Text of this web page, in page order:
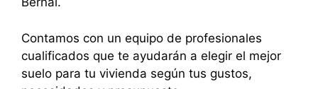
Contamos con un equipo de profesionales
cualificados que te ayudarán a elegir el mejor
suelo para tu vivienda según tus gustos,